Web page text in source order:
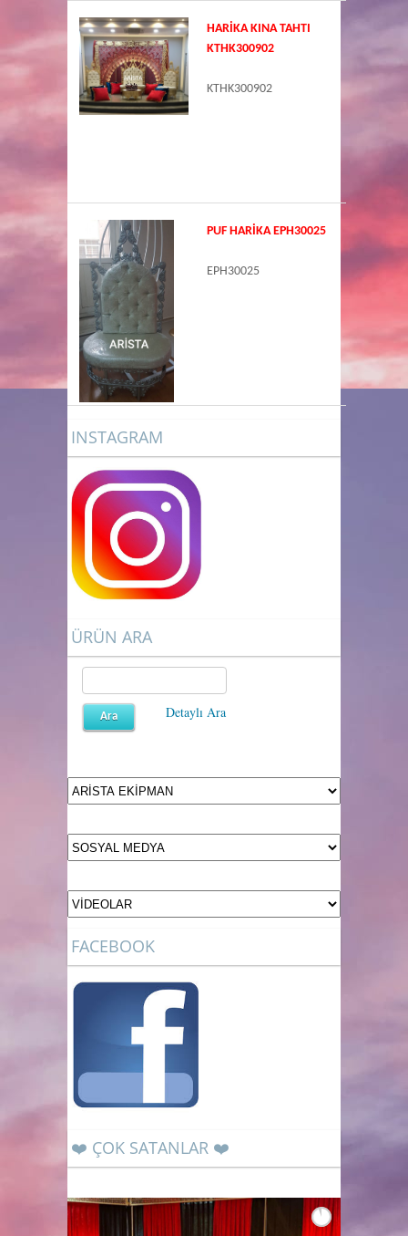
HARİKA KINA TAHTI
KTHK300902
KTHK300902
PUF HARİKA EPH30025
EPH30025
INSTAGRAM
ÜRÜN ARA
Detaylı Ara
FACEBOOK
❤️ ÇOK SATANLAR ❤️